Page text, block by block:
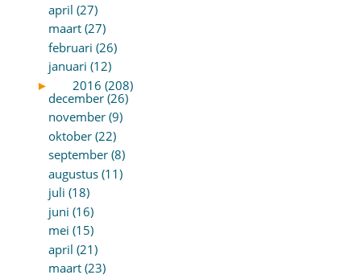
april (27)
maart (27)
februari (26)
januari (12)
►
2016 (208)
december (26)
november (9)
oktober (22)
september (8)
augustus (11)
juli (18)
juni (16)
mei (15)
april (21)
maart (23)